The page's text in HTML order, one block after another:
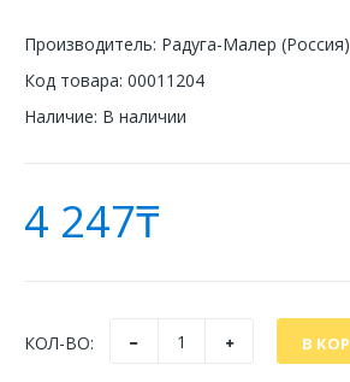
Производитель: Радуга-Малер (Россия)
Код товара: 00011204
Наличие: В наличии
4 247₸
КОЛ-ВО: